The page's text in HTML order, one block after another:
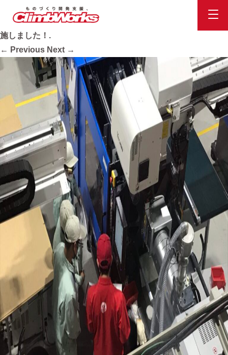
2022島原工業インターンシップ
Published2022.12.17at1664 × 1248
インターンシップを実
施しました！ .
← Previous Next →